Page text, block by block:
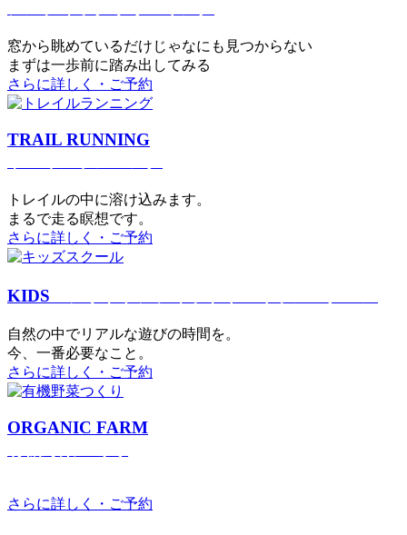
窓から眺めているだけじゃなにも見つからない
まずは一歩前に踏み出してみる
さらに詳しく・ご予約
TRAIL RUNNING
トレイルの中に溶け込みます。
まるで⾛る瞑想です。
さらに詳しく・ご予約
KIDS
⾃然の中でリアルな遊びの時間を。
今、⼀番必要なこと。
さらに詳しく・ご予約
ORGANIC FARM
さらに詳しく・ご予約